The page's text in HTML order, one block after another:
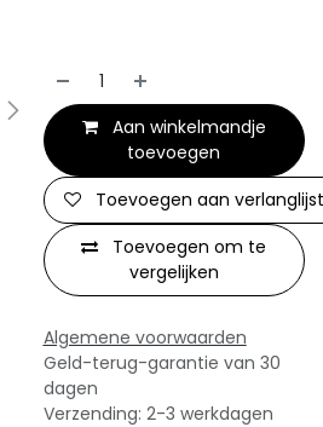
Aan winkelmandje
toevoegen
Toevoegen om te
vergelijken
Toevoegen aan verlanglijst
Algemene voorwaarden
Geld-terug-garantie van 30
dagen
Verzending: 2-3 werkdagen